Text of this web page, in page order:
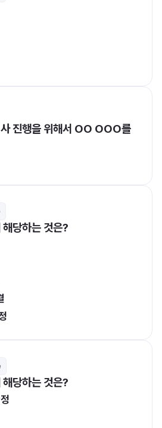
진행을 위해서 OO OOO를
당하는 것은?
당하는 것은?